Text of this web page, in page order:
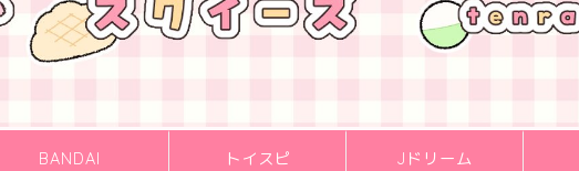
BANDAI トイスピ Jドリーム